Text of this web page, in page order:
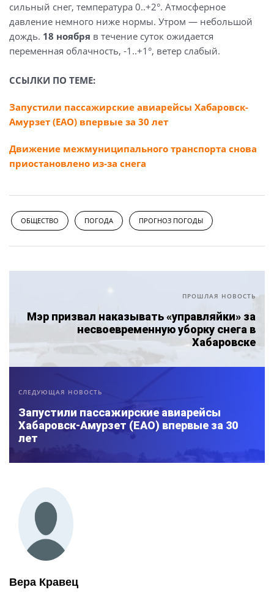
сильный снег, температура 0..+2°. Атмосферное
давление немного ниже нормы. Утром — небольшой
дождь. 18 ноября в течение суток ожидается
переменная облачность, -1..+1°, ветер слабый.
ССЫЛКИ ПО ТЕМЕ:
Запустили пассажирские авиарейсы Хабаровск-
Амурзет (ЕАО) впервые за 30 лет
Движение межмуниципального транспорта снова
приостановлено из-за снега
ОБЩЕСТВО ПОГОДА ПРОГНОЗ ПОГОДЫ
ПРОШЛАЯ НОВОСТЬ
Мэр призвал наказывать «управляйки» за
несвоевременную уборку снега в
Хабаровске
СЛЕДУЮЩАЯ НОВОСТЬ
Запустили пассажирские авиарейсы
Хабаровск-Амурзет (ЕАО) впервые за 30
лет
Вера Кравец